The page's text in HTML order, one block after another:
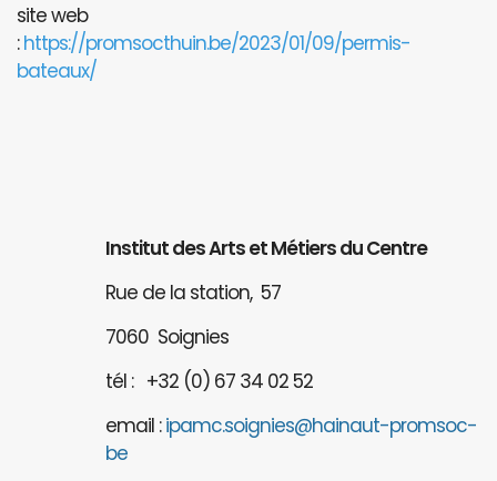
site web
:https://promsocthuin.be/2023/01/09/permis-
bateaux/
Institut des Arts et Métiers du Centre
Rue de la station, 57
7060 Soignies
tél : +32 (0) 67 34 02 52
email :ipamc.soignies@hainaut-promsoc-
be